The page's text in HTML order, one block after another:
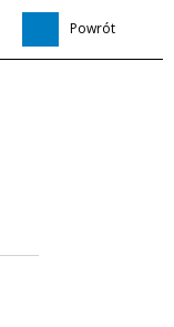
Powrót